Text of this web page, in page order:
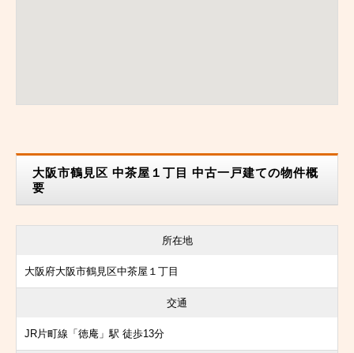
大阪市鶴見区 中茶屋１丁目 中古一戸建ての物件概
要
所在地
大阪府大阪市鶴見区中茶屋１丁目
交通
JR片町線「徳庵」駅 徒歩13分